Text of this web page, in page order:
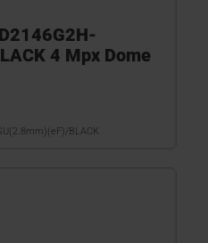
4 Mpx Dome
BLACK